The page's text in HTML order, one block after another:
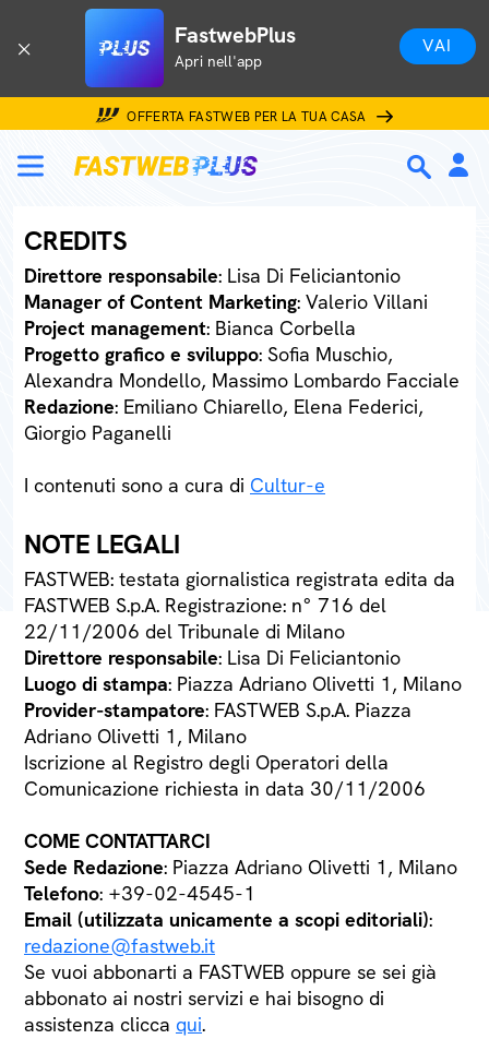
FastwebPlus
Apri nell'app
VAI
OFFERTA FASTWEB PER LA TUA CASA
CREDITS
Direttore responsabile: Lisa Di Feliciantonio
Manager of Content Marketing: Valerio Villani
Project management: Bianca Corbella
Progetto grafico e sviluppo: Sofia Muschio,
Alexandra Mondello, Massimo Lombardo Facciale
Redazione: Emiliano Chiarello, Elena Federici,
Giorgio Paganelli
I contenuti sono a cura di Cultur-e
NOTE LEGALI
FASTWEB: testata giornalistica registrata edita da
FASTWEB S.p.A. Registrazione: n° 716 del
22/11/2006 del Tribunale di Milano
Direttore responsabile: Lisa Di Feliciantonio
Luogo di stampa: Piazza Adriano Olivetti 1, Milano
Provider-stampatore: FASTWEB S.p.A. Piazza
Adriano Olivetti 1, Milano
Iscrizione al Registro degli Operatori della
Comunicazione richiesta in data 30/11/2006
COME CONTATTARCI
Sede Redazione: Piazza Adriano Olivetti 1, Milano
Telefono: +39-02-4545-1
Email (utilizzata unicamente a scopi editoriali):
redazione@fastweb.it
Se vuoi abbonarti a FASTWEB oppure se sei già
abbonato ai nostri servizi e hai bisogno di
assistenza clicca qui.